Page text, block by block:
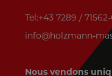
Tel:+43 7289 /
info@holzmann-
Nous vendons